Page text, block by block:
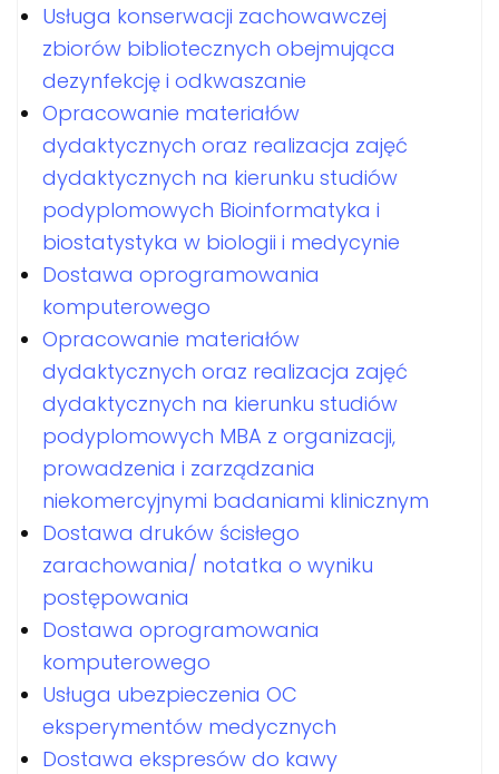
Usługa konserwacji zachowawczej
zbiorów bibliotecznych obejmująca
dezynfekcję i odkwaszanie
Opracowanie materiałów
dydaktycznych oraz realizacja zajęć
dydaktycznych na kierunku studiów
podyplomowych Bioinformatyka i
biostatystyka w biologii i medycynie
Dostawa oprogramowania
komputerowego
Opracowanie materiałów
dydaktycznych oraz realizacja zajęć
dydaktycznych na kierunku studiów
podyplomowych MBA z organizacji,
prowadzenia i zarządzania
niekomercyjnymi badaniami klinicznym
Dostawa druków ścisłego
zarachowania/ notatka o wyniku
postępowania
Dostawa oprogramowania
komputerowego
Usługa ubezpieczenia OC
eksperymentów medycznych
Dostawa ekspresów do kawy